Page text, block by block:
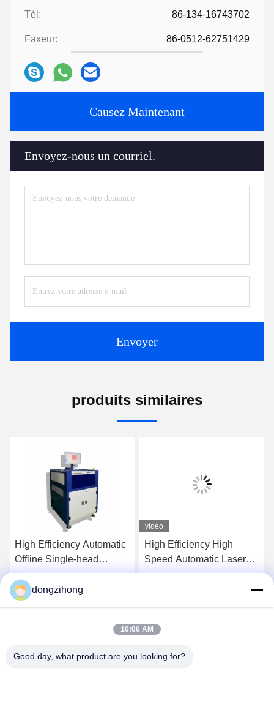
Tél: 86-134-16743702
Faxeur: 86-0512-62751429
Causez Maintenant
Envoyez-nous un courriel.
Envoyer
produits similaires
High Efficiency Automatic
Offline Single-head
Selective Wave Soldering
Machine for PCB
Assembly
vidéo
High Efficiency High
Speed Automatic Laser
PCB Depaneling Machine
dongzihong
10:06 AM
Good day, what product are you looking for?